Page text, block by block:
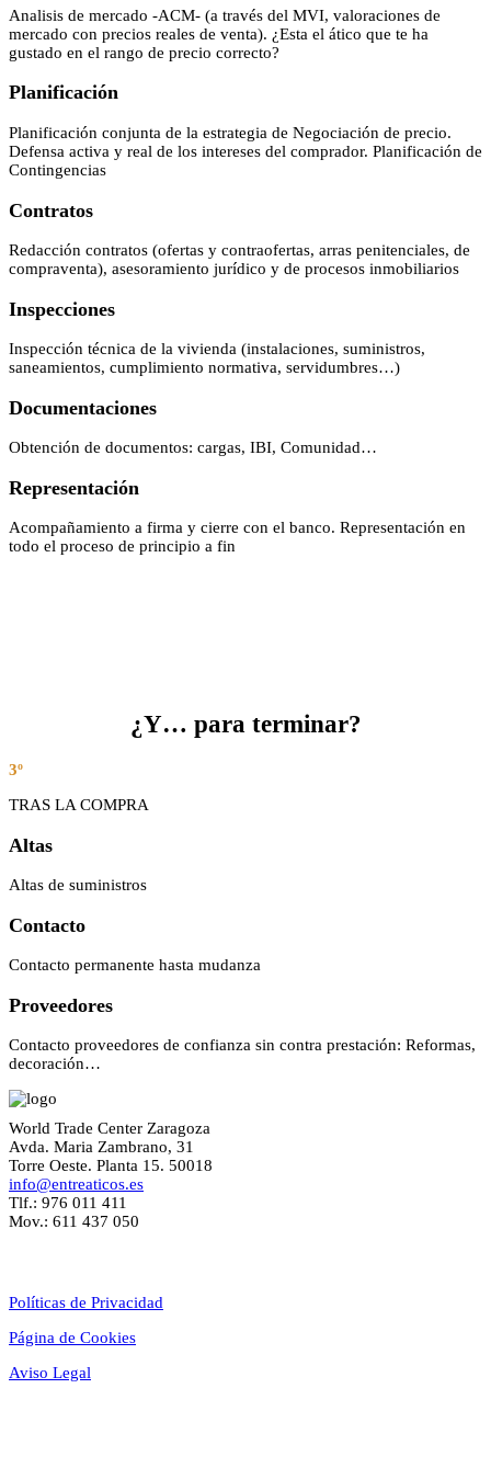
Analisis de mercado -ACM- (a través del MVI, valoraciones de
mercado con precios reales de venta). ¿Esta el ático que te ha
gustado en el rango de precio correcto?
Planificación
Planificación conjunta de la estrategia de Negociación de precio.
Defensa activa y real de los intereses del comprador. Planificación de
Contingencias
Contratos
Redacción contratos (ofertas y contraofertas, arras penitenciales, de
compraventa), asesoramiento jurídico y de procesos inmobiliarios
Inspecciones
Inspección técnica de la vivienda (instalaciones, suministros,
saneamientos, cumplimiento normativa, servidumbres…)
Documentaciones
Obtención de documentos: cargas, IBI, Comunidad…
Representación
Acompañamiento a firma y cierre con el banco. Representación en
todo el proceso de principio a fin
¿Y… para terminar?
3º
TRAS LA COMPRA
Altas
Altas de suministros
Contacto
Contacto permanente hasta mudanza
Proveedores
Contacto proveedores de confianza sin contra prestación: Reformas,
decoración…
World Trade Center Zaragoza
Avda. Maria Zambrano, 31
Torre Oeste. Planta 15. 50018
info@entreaticos.es
Tlf.: 976 011 411
Mov.: 611 437 050
Políticas de Privacidad
Página de Cookies
Aviso Legal